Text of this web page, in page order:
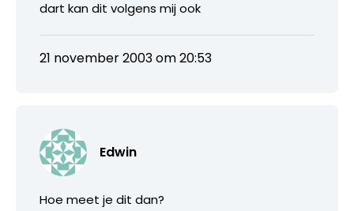
dart kan dit volgens mij ook
21 november 2003 om 20:53
Edwin
Hoe meet je dit dan?